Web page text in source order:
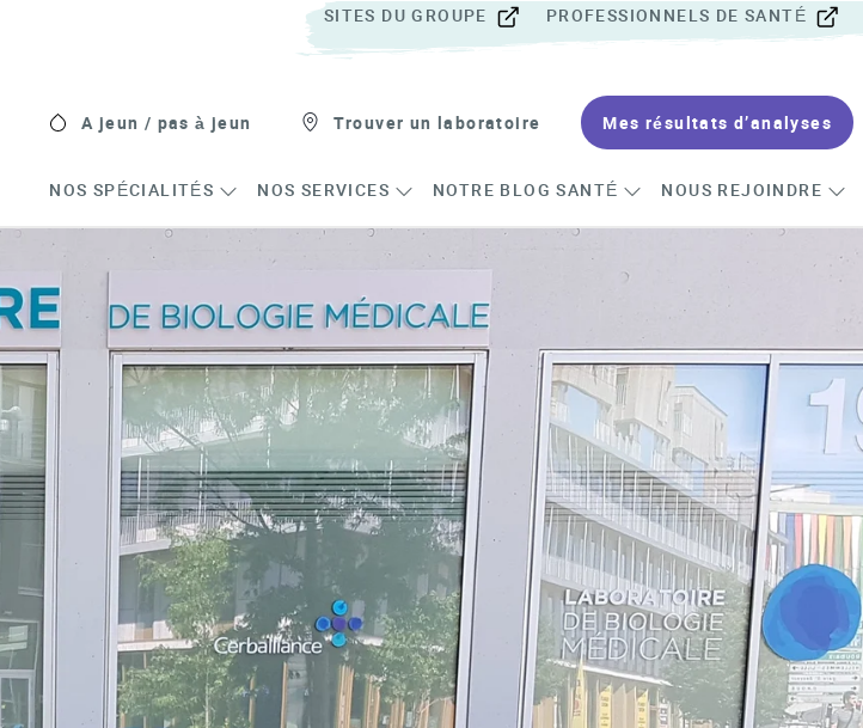
SITES DU GROUPE PROFESSIONNELS DE SANTÉ
A jeun / pas à jeun Trouver un laboratoire Mes résultats d’analyses
NOS SPÉCIALITÉS NOS SERVICES NOTRE BLOG SANTÉ NOUS REJOINDRE